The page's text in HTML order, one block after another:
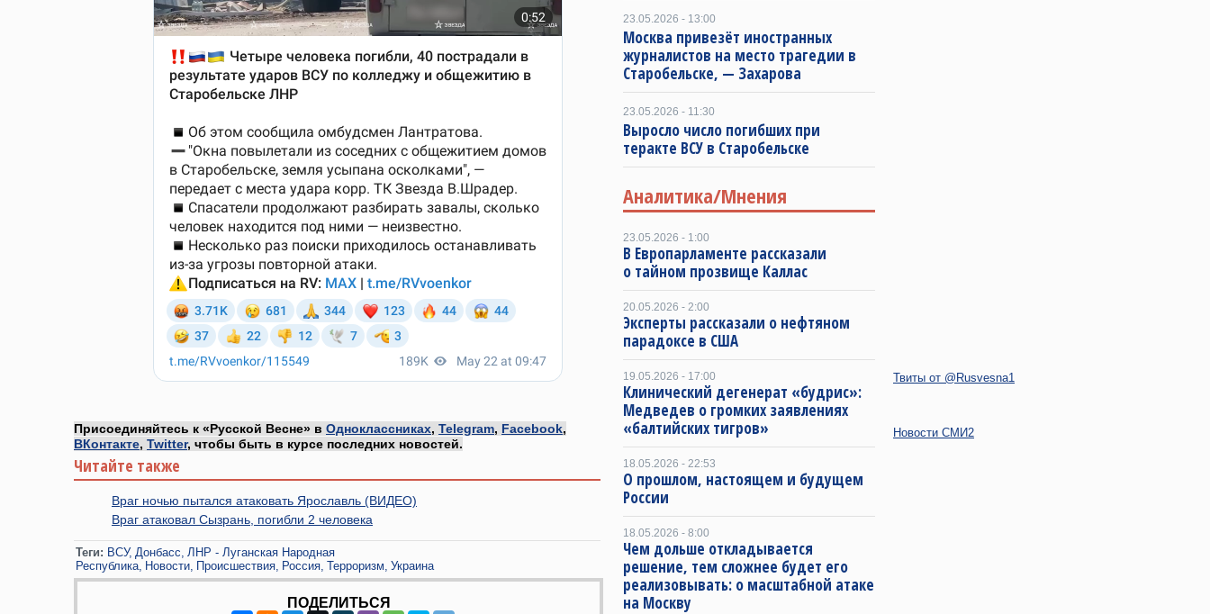
Присоединяйтесь к «Русской Весне» в Одноклассниках, Telegram, Facebook,
ВКонтакте, Twitter, чтобы быть в курсе последних новостей.
Читайте также
Враг ночью пытался атаковать Ярославль (ВИДЕО)
Враг атаковал Сызрань, погибли 2 человека
Теги: ВСУ Донбасс ЛНР - Луганская Народная
Республика Новости Происшествия Россия Терроризм Украина
ПОДЕЛИТЬСЯ
23.05.2026 - 13:00
Москва привезёт иностранных
журналистов на место трагедии в
Старобельске, — Захарова
23.05.2026 - 11:30
Выросло число погибших при
теракте ВСУ в Старобельске
Аналитика/Мнения
23.05.2026 - 1:00
В Европарламенте рассказали
о тайном прозвище Каллас
20.05.2026 - 2:00
Эксперты рассказали о нефтяном
парадоксе в США
19.05.2026 - 17:00
Клинический дегенерат «будрис»:
Медведев о громких заявлениях
«балтийских тигров»
18.05.2026 - 22:53
О прошлом, настоящем и будущем
России
18.05.2026 - 8:00
Чем дольше откладывается
решение, тем сложнее будет его
реализовывать: о масштабной атаке
на Москву
Твиты от @Rusvesna1
Новости СМИ2